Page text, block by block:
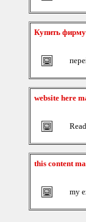
Купить фирму
website here
this content
my